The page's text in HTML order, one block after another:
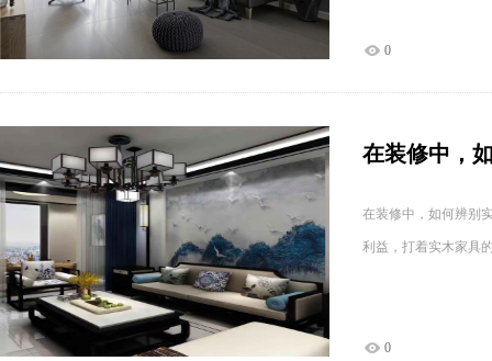
0
在装修中，
在装修中，如何辨别
利益，打着实木家具
0